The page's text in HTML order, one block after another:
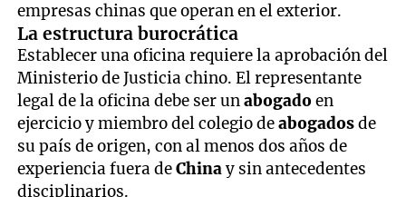
empresas chinas que operan en el exterior.
La estructura burocrática
Establecer una oficina requiere la aprobación del
Ministerio de Justicia chino. El representante
legal de la oficina debe ser unabogadoen
ejercicio y miembro del colegio deabogadosde
su país de origen, con al menos dos años de
experiencia fuera deChinay sin antecedentes
disciplinarios.